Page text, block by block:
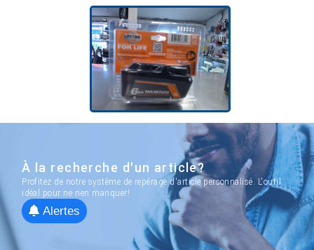
À la recherche d'un article?
Profitez de notre système de repérage d'article personnalisé. L'outil
idéal pour ne rien manquer!
Alertes